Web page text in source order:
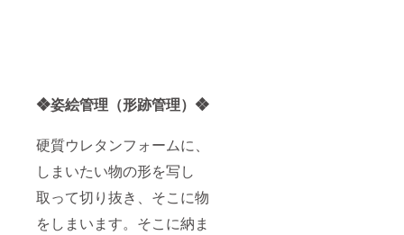
❖姿絵管理（形跡管理）❖
硬質ウレタンフォームに、
しまいたい物の形を写し
取って切り抜き、そこに物
をしまいます。そこに納ま